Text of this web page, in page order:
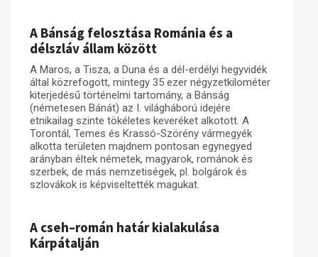
A Bánság felosztása Románia és a
délszláv állam között
A Maros, a Tisza, a Duna és a dél-erdélyi hegyvidék
által közrefogott, mintegy 35 ezer négyzetkilométer
kiterjedésű történelmi tartomány, a Bánság
(németesen Bánát) az I. világháború idejére
etnikailag szinte tökéletes keveréket alkotott. A
Torontál, Temes és Krassó-Szörény vármegyék
alkotta területen majdnem pontosan egynegyed
arányban éltek németek, magyarok, románok és
szerbek, de más nemzetiségek, pl. bolgárok és
szlovákok is képviseltették magukat.
A cseh–román határ kialakulása
Kárpátalján